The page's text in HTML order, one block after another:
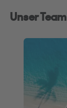
Unser Team